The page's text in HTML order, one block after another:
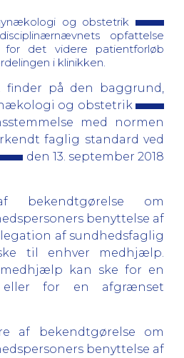
og obstetrik
opfattelse
for det videre patientforløb
i klinikken.
på den baggrund,
og obstetrik
med normen
faglig standard ved
den 13. september 2018
bekendtgørelse om
benyttelse af
af sundhedsfaglig
til enhver medhjælp.
kan ske for en
for en afgrænset
af bekendtgørelse om
benyttelse af